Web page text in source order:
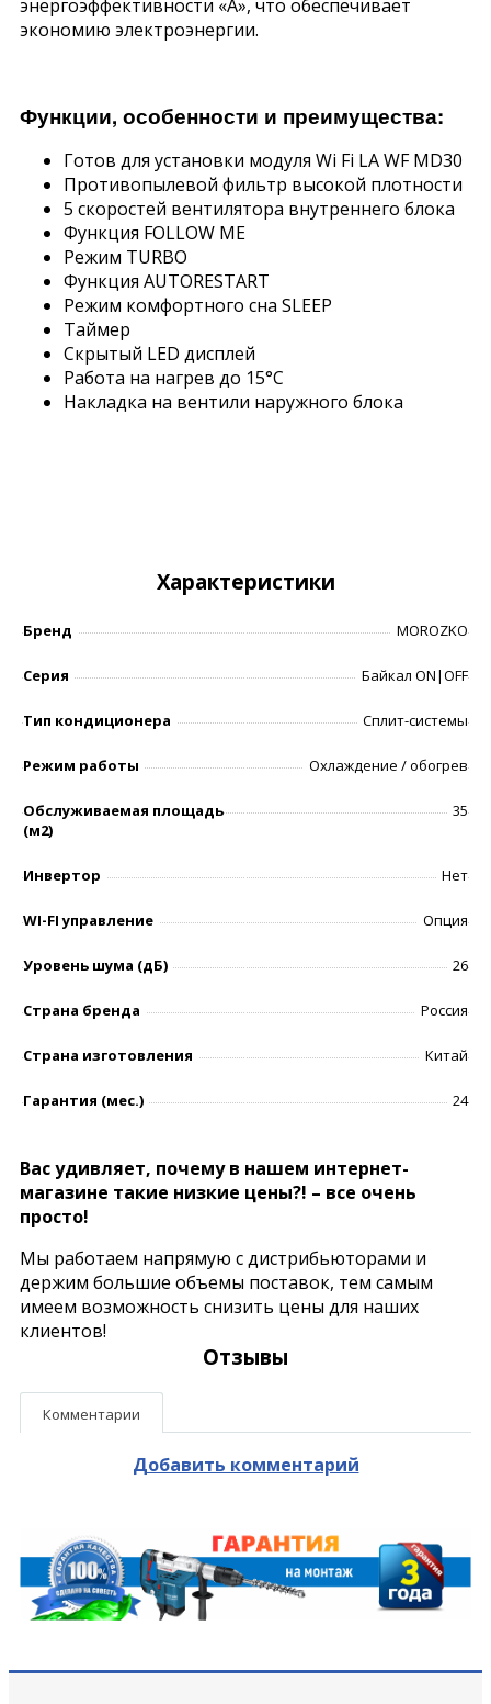
энергоэффективности «A», что обеспечивает
экономию электроэнергии.
Функции, особенности и преимущества:
Готов для установки модуля Wi Fi LA WF MD30
Противопылевой фильтр высокой плотности
5 скоростей вентилятора внутреннего блока
Функция FOLLOW ME
Режим TURBO
Функция AUTORESTART
Режим комфортного сна SLEEP
Таймер
Скрытый LED дисплей
Работа на нагрев до 15°С
Накладка на вентили наружного блока
Характеристики
Бренд MOROZKO
Серия Байкал ON|OFF
Тип кондиционера Сплит-системы
Режим работы Охлаждение / обогрев
Обслуживаемая площадь
(м2)
35
Инвертор Нет
WI-FI управление Опция
Уровень шумa (дБ) 26
Страна бренда Россия
Страна изготовления Китай
Гарантия (мес.) 24
Вас удивляет, почему в нашем интернет-
магазине такие низкие цены?! – все очень
просто!
Мы работаем напрямую с дистрибьюторами и
держим большие объемы поставок, тем самым
имеем возможность снизить цены для наших
клиентов!
Отзывы
Комментарии
Добавить комментарий